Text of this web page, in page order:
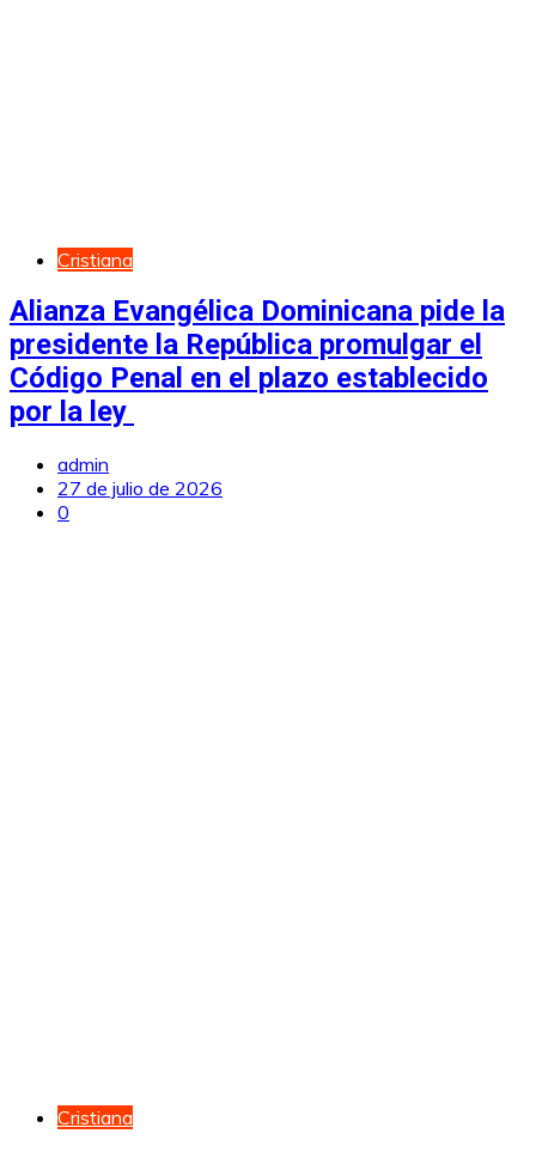
Cristiana
Alianza Evangélica Dominicana pide la
presidente la República promulgar el
Código Penal en el plazo establecido
por la ley
admin
27 de julio de 2026
0
Cristiana